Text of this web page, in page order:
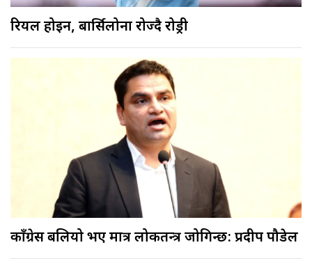
रियल होइन, बार्सिलोना रोज्दै रोड्री
काँग्रेस बलियो भए मात्र लोकतन्त्र जोगिन्छ: प्रदीप पौडेल